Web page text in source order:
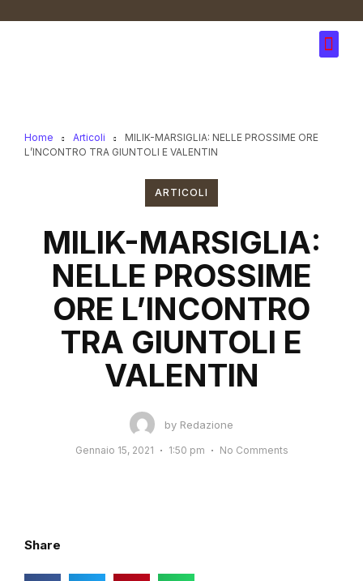
Home Articoli
MILIK-MARSIGLIA: NELLE PROSSIME ORE
L’INCONTRO TRA GIUNTOLI E VALENTIN
ARTICOLI
MILIK-MARSIGLIA:
NELLE PROSSIME
ORE L’INCONTRO
TRA GIUNTOLI E
VALENTIN
by Redazione
Gennaio 15, 2021 1:50 pm No Comments
Share